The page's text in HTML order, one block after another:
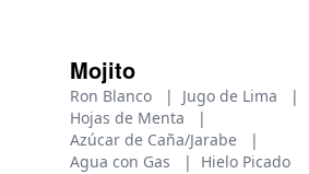
Mojito
Ron Blanco | Jugo de Lima
|
Hojas de Menta
|
Azúcar de Caña/Jarabe
|
Agua con Gas
| Hielo Picado